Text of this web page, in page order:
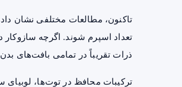
تاکنون، مطالعات مختلفی نشان
تعداد اسپرم شوند. اگرچه
ذرات تقریباً در تمامی بافت‌های
ترکیبات محافظ در توت‌ها،